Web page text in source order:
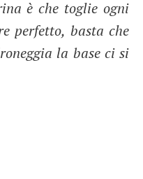
è che toglie ogni
perfetto, basta che
la base ci si